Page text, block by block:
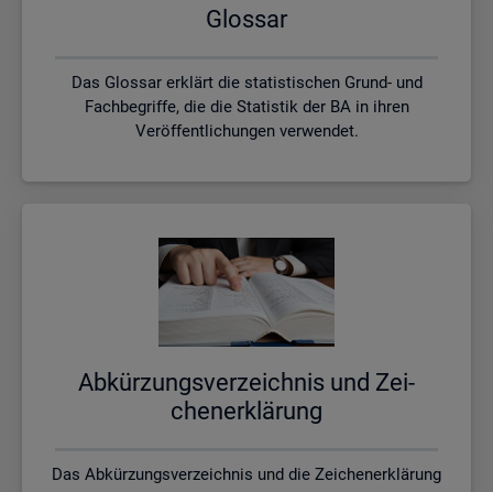
Glos­sar
Das Glossar erklärt die statistischen Grund- und
Fachbegriffe, die die Statistik der BA in ihren
Veröffentlichungen verwendet.
Ab­kür­zungs­ver­zeich­nis und Zei­
chen­er­klä­rung
Das Abkürzungsverzeichnis und die Zeichenerklärung